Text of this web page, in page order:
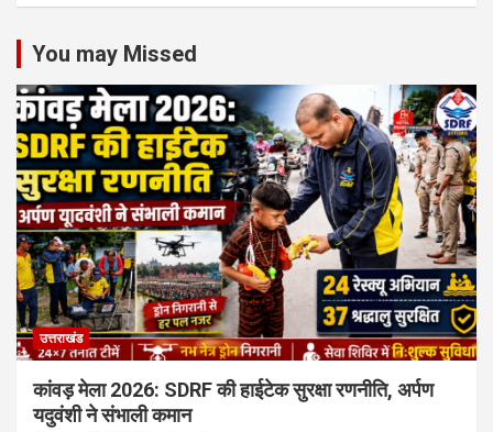
You may Missed
उत्तराखंड
कांवड़ मेला 2026: SDRF की हाईटेक सुरक्षा रणनीति, अर्पण
यदुवंशी ने संभाली कमान